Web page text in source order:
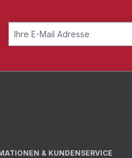
& KUNDENSERVICE